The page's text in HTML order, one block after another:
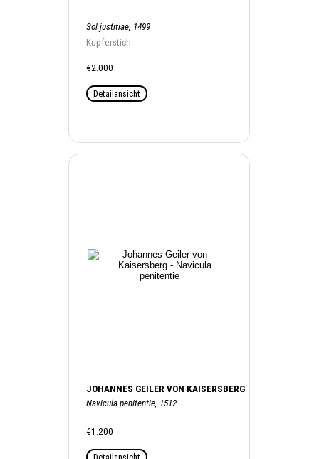
Sol justitiae, 1499
Kupferstich
€2.000
Detailansicht
JOHANNES GEILER VON KAISERSBERG
Navicula penitentie, 1512
€1.200